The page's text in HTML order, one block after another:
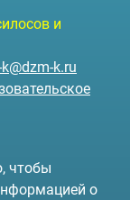
и
k.ru
чтобы
о